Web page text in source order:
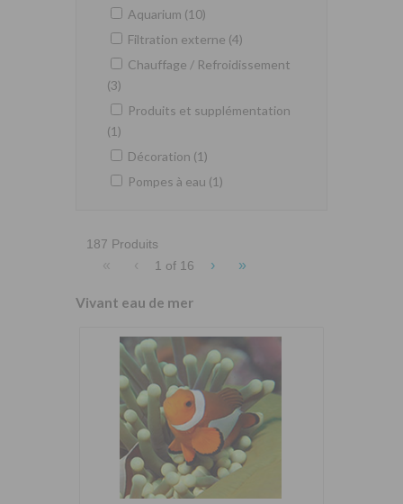
Aquarium (10)
Filtration externe (4)
Chauffage / Refroidissement
(3)
Produits et supplémentation
(1)
Décoration (1)
Pompes à eau (1)
187 Produits
« ‹ 1 of 16 › »
Vivant eau de mer